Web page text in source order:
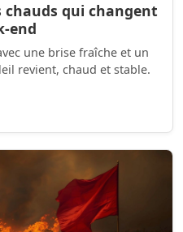
qui changent
end
une brise fraîche et un
revient, chaud et stable.